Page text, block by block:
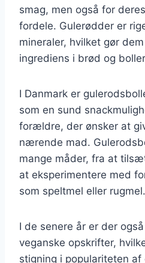
smag, men også for
fordele. Gulerødder er
mineraler, hvilket gør
ingrediens i brød og
I Danmark er
som en sund
forældre, der ønsker at
nærende mad.
mange måder, fra at
at eksperimentere med
som speltmel eller rugmel.
I de senere år er der
veganske opskrifter,
stigning i populariteten